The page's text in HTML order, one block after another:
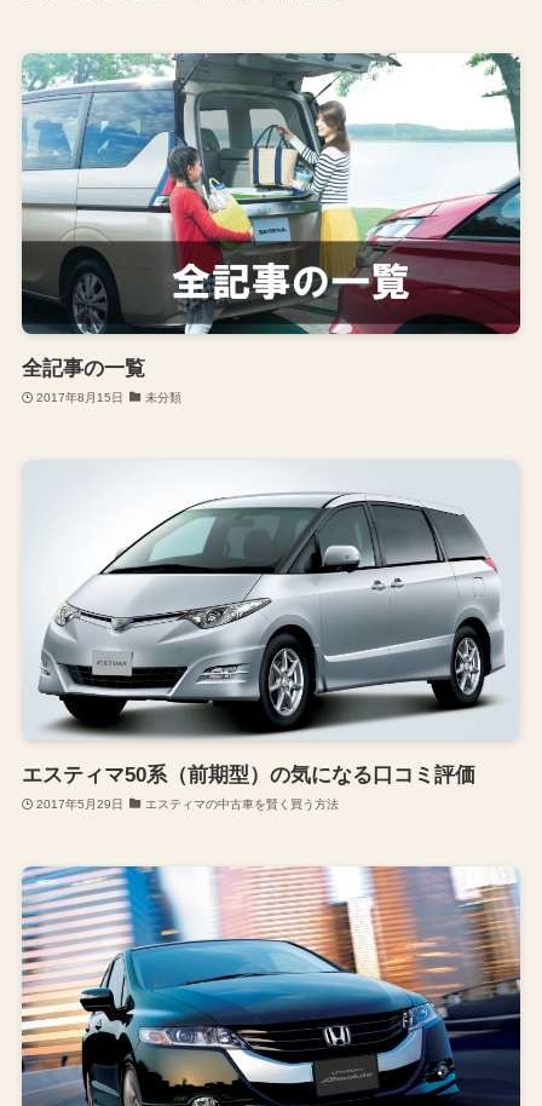
全記事の一覧
2017年8月15日 未分類
エスティマ50系（前期型）の気になる口コミ評価
2017年5月29日 エスティマの中古車を賢く買う方法